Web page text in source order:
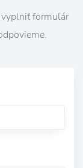
vyplniť formulár